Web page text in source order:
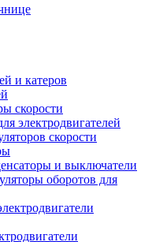
и катеров
скорости
электродвигателей
скорости
и выключатели
оборотов для